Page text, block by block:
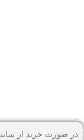
در صورت خرید از